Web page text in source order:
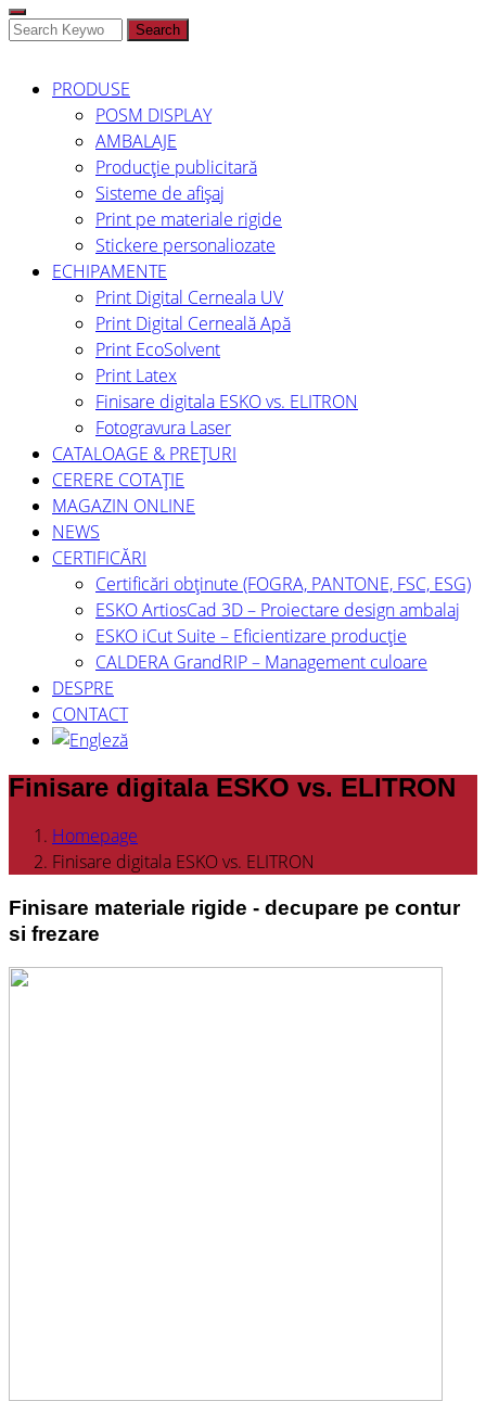
Search
PRODUSE
POSM DISPLAY
AMBALAJE
Producție publicitară
Sisteme de afișaj
Print pe materiale rigide
Stickere personaliozate
ECHIPAMENTE
Print Digital Cerneala UV
Print Digital Cerneală Apă
Print EcoSolvent
Print Latex
Finisare digitala ESKO vs. ELITRON
Fotogravura Laser
CATALOAGE & PREȚURI
CERERE COTAȚIE
MAGAZIN ONLINE
NEWS
CERTIFICĂRI
Certificări obținute (FOGRA, PANTONE, FSC, ESG)
ESKO ArtiosCad 3D – Proiectare design ambalaj
ESKO iCut Suite – Eficientizare producție
CALDERA GrandRIP – Management culoare
DESPRE
CONTACT
Finisare digitala ESKO vs. ELITRON
Homepage
Finisare digitala ESKO vs. ELITRON
Finisare materiale rigide - decupare pe contur
si frezare